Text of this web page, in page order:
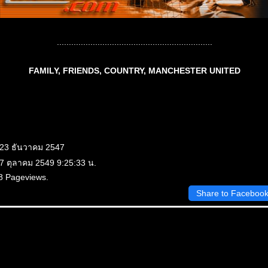
FAMILY, FRIENDS, COUNTRY, MANCHESTER UNITED
ธันวาคม 2547
ตุลาคม 2549 9:25:33 น.
Pageviews.
Share to Facebook